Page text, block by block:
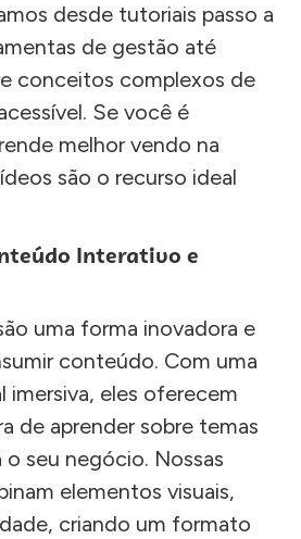
desde tutoriais passo a
de gestão até
conceitos complexos de
Se você é
melhor vendo na
são o recurso ideal
Interativo e
uma forma inovadora e
conteúdo. Com uma
imersiva, eles oferecem
de aprender sobre temas
seu negócio. Nossas
elementos visuais,
criando um formato